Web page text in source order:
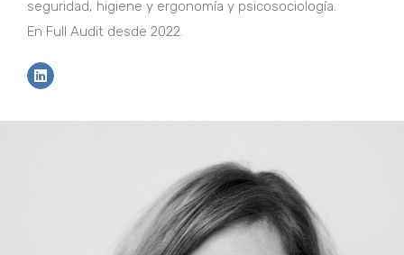
seguridad, higiene y ergonomía y psicosociología.
En Full Audit desde 2022.